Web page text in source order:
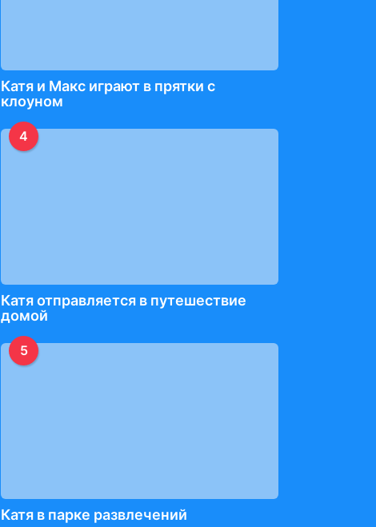
Катя и Макс играют в прятки с
клоуном
4
Катя отправляется в путешествие
домой
5
Катя в парке развлечений